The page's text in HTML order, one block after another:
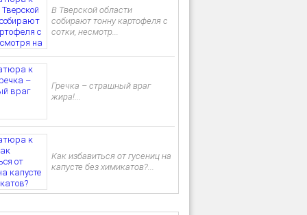
В Тверской области
собирают тонну картофеля с
сотки, несмотр...
Гречка – страшный враг
жира!...
Как избавиться от гусениц на
капусте без химикатов?...